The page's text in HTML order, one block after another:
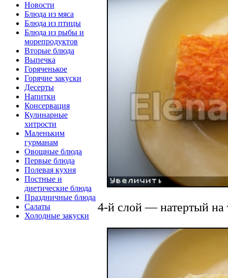
Новости
Блюда из мяса
Блюда из птицы
Блюда из рыбы и
морепродуктов
Вторые блюда
Выпечка
Горяченькое
Горячие закуски
Десерты
Напитки
Консервация
Кулинарные
хитрости
Маленьким
гурманам
Овощные блюда
Первые блюда
Полевая кухня
Постные и
диетические блюда
Праздничные блюда
Салаты
Холодные закуски
4-й слой — натертый на